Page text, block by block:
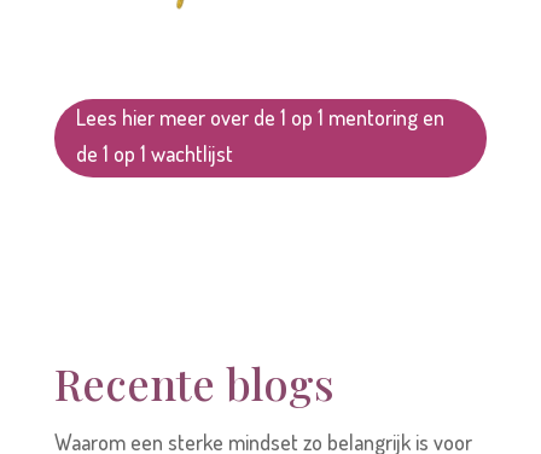
Lees hier meer over de 1 op 1 mentoring en
de 1 op 1 wachtlijst
Recente blogs
Waarom een sterke mindset zo belangrijk is voor